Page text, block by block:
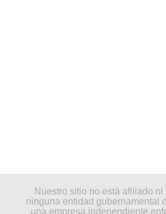
Nuestro sitio no está afiliado
ninguna entidad gubernamental
una empresa independiente